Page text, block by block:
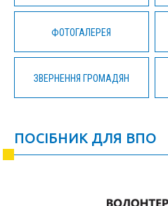
ФОТОГАЛЕРЕЯ
ЗВЕРНЕННЯ ГРОМАДЯН
ПОСІБНИК ДЛЯ ВПО